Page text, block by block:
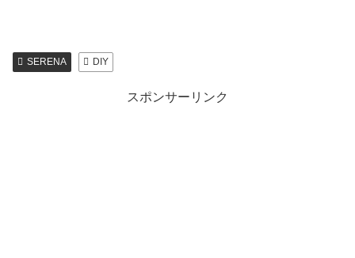
SERENA DIY
スポンサーリンク